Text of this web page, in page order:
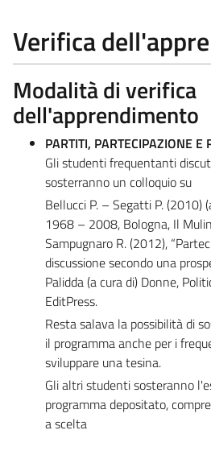
Verifica
Modalità di verifica
dell'apprendimento
PARTITI, PARTECIPAZIONE E
Gli studenti frequentanti
sosterranno un colloquio su
Bellucci P. – Segatti P. (2010)
1968 – 2008, Bologna, Il
Sampugnaro R. (2012),
discussione secondo una
Palidda (a cura di) Donne,
EditPress.
Resta salava la possibilità di
il programma anche per i
sviluppare una tesina.
Gli altri studenti sosteranno
programma depositato,
a scelta